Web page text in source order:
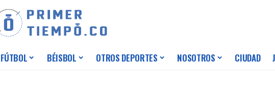
FÚTBOL BÉISBOL OTROS DEPORTES NOSOTROS CIUDAD